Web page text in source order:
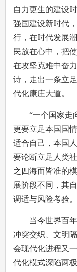
自力更生的建设
强国建设新时代
行，在时代发展
民放在心中，把
在攻坚克难中奋
诗，走出一条立
代化康庄大道。
“一个国家走
更要立足本国国
适合自己，本国
要论断立足人类
之四海而皆准的
展阶段不同，其
调适与风险考验。
当今世界百
冲突交织、文明
会现代化进程又
代化模式深陷两